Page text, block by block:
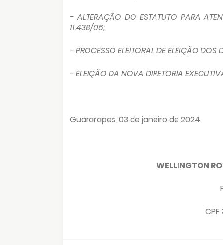
- ALTERAÇÃO DO ESTATUTO PARA
11.438/06;
- PROCESSO ELEITORAL DE ELEIÇÃO DOS
- ELEIÇÃO DA NOVA DIRETORIA
Guararapes, 03 de janeiro de 2024.
WELLINGTON
CPF